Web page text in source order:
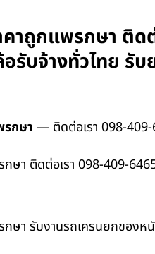
คาถูกแพรกษา ติด
อรับจ้างทั่วไทย
รกษา — ติดต่อเรา 098-
กษา ติดต่อเรา 098-409-
กษา รับงานรถเครนยกขอ